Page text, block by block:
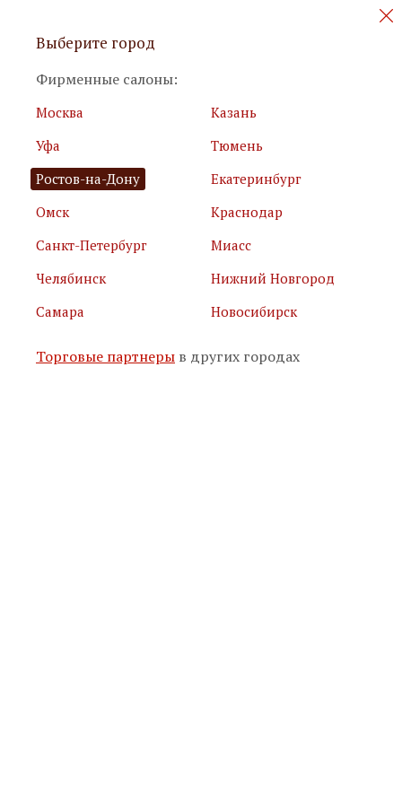
Персональные акции и новинки
Я принимаю
условия использования сайта
Я соглашаюсь сполитикой обработки персональных
Подписаться
Выберите город
Фирменные салоны:
Москва
Казань
Уфа
Тюмень
Ростов-на-Дону
Екатеринбург
Омск
Краснодар
Санкт-Петербург
Миасс
Челябинск
Нижний Новгород
Самара
Новосибирск
Торговые партнеры в других городах